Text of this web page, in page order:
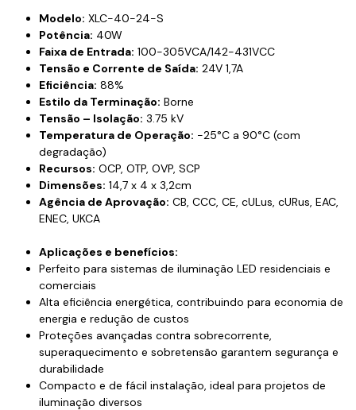
Modelo: XLC-40-24-S
Potência: 40W
Faixa de Entrada: 100-305VCA/142-431VCC
Tensão e Corrente de Saída: 24V 1,7A
Eficiência: 88%
Estilo da Terminação: Borne
Tensão – Isolação: 3.75 kV
Temperatura de Operação: -25°C a 90°C (com
degradação)
Recursos: OCP, OTP, OVP, SCP
Dimensões: 14,7 x 4 x 3,2cm
Agência de Aprovação: CB, CCC, CE, cULus, cURus, EAC,
ENEC, UKCA
Aplicações e benefícios:
Perfeito para sistemas de iluminação LED residenciais e
comerciais
Alta eficiência energética, contribuindo para economia de
energia e redução de custos
Proteções avançadas contra sobrecorrente,
superaquecimento e sobretensão garantem segurança e
durabilidade
Compacto e de fácil instalação, ideal para projetos de
iluminação diversos